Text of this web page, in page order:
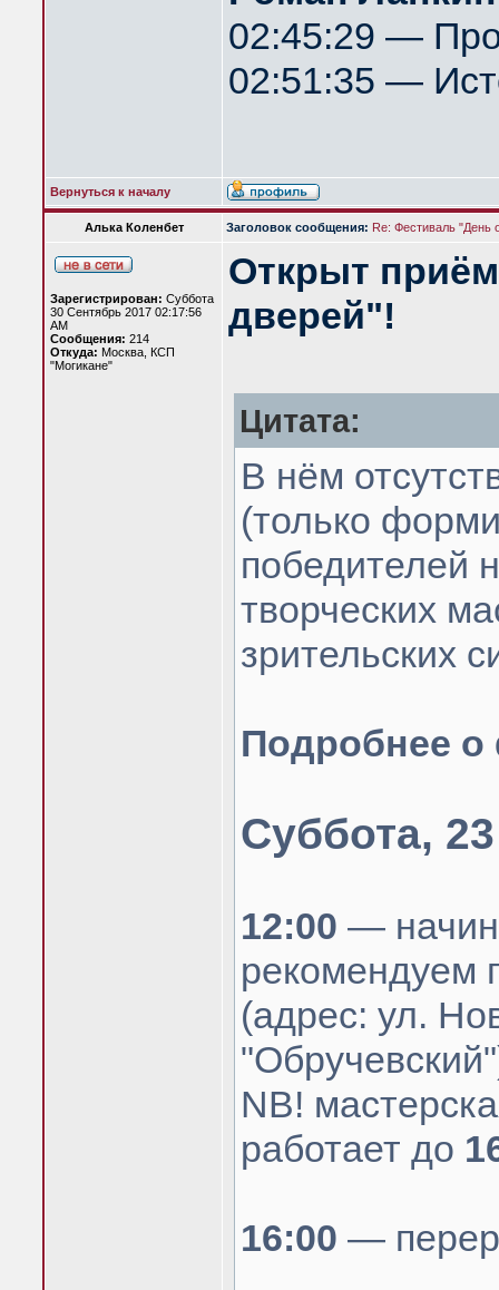
02:45:29 —
02:51:35 —
Вернуться к началу
Алька Коленбет Заголовок сообщения: Re: Фестиваль "День
Зарегистрирован: Суббота
30 Сентябрь 2017 02:17:56
AM
Сообщения: 214
Откуда: Москва, КСП
"Могикане"
Открыт
дверей"!
Цитата:
В нём
(только
победителей
творческих
зрительских
Подробнее
Суббота,
12:00 —
рекомендуем
(адрес: ул.
NB!
работает до
16:00 —